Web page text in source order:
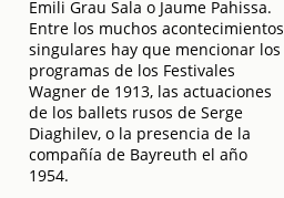
Emili Grau Sala o Jaume Pahissa.
Entre los muchos acontecimientos
singulares hay que mencionar los
programas de los Festivales
Wagner de 1913, las actuaciones
de los ballets rusos de Serge
Diaghilev, o la presencia de la
compañía de Bayreuth el año
1954.